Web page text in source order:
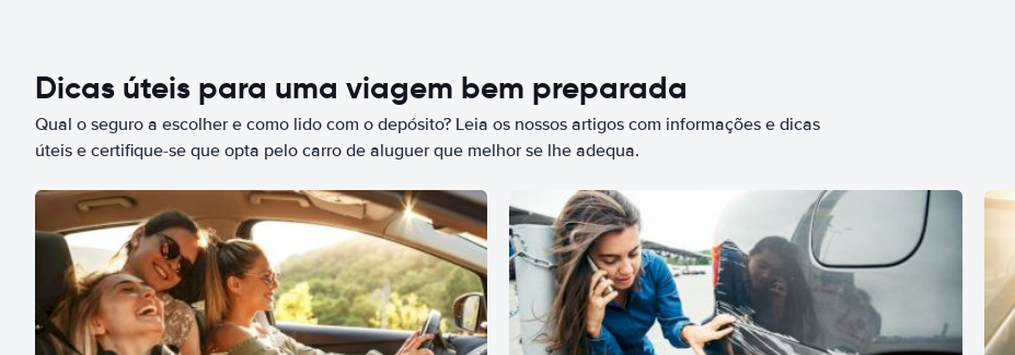
Dicas úteis para uma viagem bem preparada
Qual o seguro a escolher e como lido com o depósito? Leia os nossos artigos com informações e dicas
úteis e certifique-se que opta pelo carro de aluguer que melhor se lhe adequa.